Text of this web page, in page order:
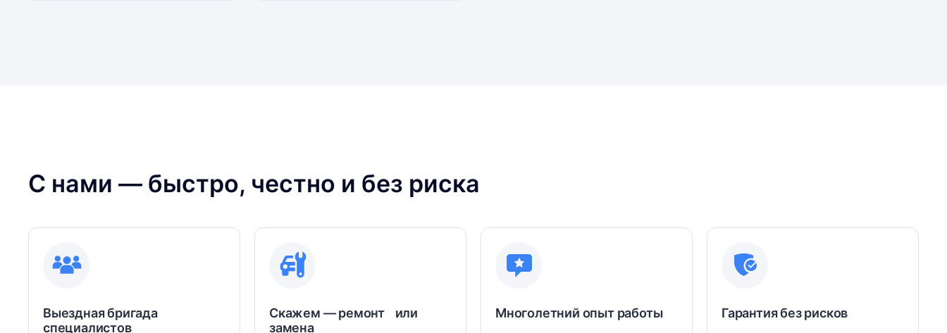
С нами — быстро, честно и без риска
Выездная бригада
специалистов
Скажем — ремонт или
замена
Многолетний опыт работы Гарантия без рисков